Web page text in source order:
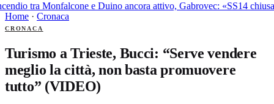
tra Monfalcone e Duino ancora attivo, Gabrovec: «SS14
Home · Cronaca
CRONACA
Turismo a Trieste, Bucci: “Serve vendere
meglio la città, non basta promuovere
tutto” (VIDEO)